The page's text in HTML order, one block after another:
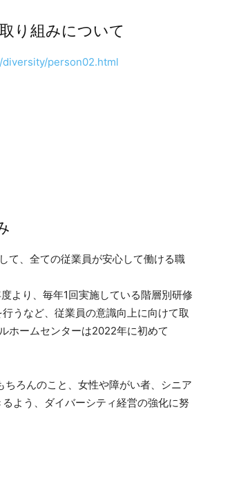
り組みについて
person02.html
て、全ての従業員が安心して働ける職
より、毎年1回実施している階層別研修
うなど、従業員の意識向上に向けて取
ホームセンターは2022年に初めて
ろんのこと、女性や障がい者、シニア
よう、ダイバーシティ経営の強化に努